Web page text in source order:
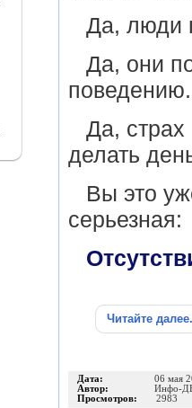
Да, люди
Да, они
поведению.
Да, страх
делать
Вы это
серьезная:
Читайте
Дата: 06 мая
Автор: Инфо-
Просмотров: 2983